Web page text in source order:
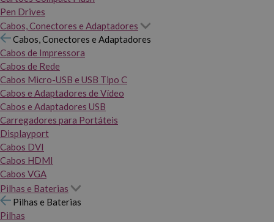
Pen Drives
Cabos, Conectores e Adaptadores
Cabos, Conectores e Adaptadores
Cabos de Impressora
Cabos de Rede
Cabos Micro-USB e USB Tipo C
Cabos e Adaptadores de Vídeo
Cabos e Adaptadores USB
Carregadores para Portáteis
Displayport
Cabos DVI
Cabos HDMI
Cabos VGA
Pilhas e Baterias
Pilhas e Baterias
Pilhas